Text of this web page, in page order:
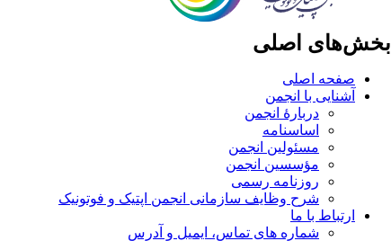
بخش‌های اصلی
صفحه اصلی
آشنایی با انجمن
دربارۀ انجمن
اساسنامه
مسئولین انجمن
مؤسسین انجمن
روزنامه رسمی
شرح وظایف سازمانی انجمن اپتیک و فوتونیک
ارتباط با ما
شماره های تماس، ایمیل و آدرس